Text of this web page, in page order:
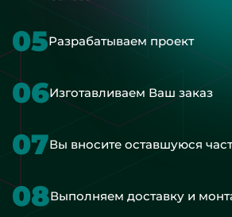
05Разрабатываем проект
06Изготавливаем Ваш заказ
07Вы вносите оставшуюся
08Выполняем доставку и